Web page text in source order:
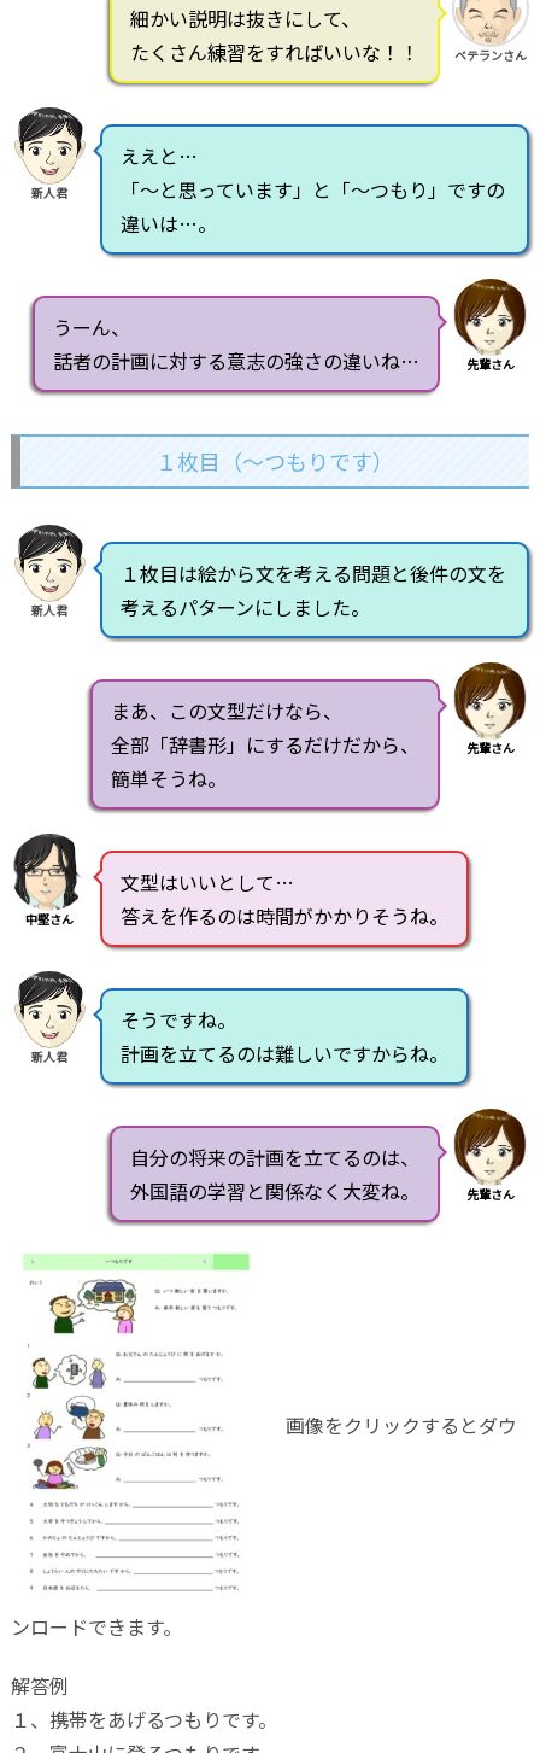
細かい説明は抜きにして、
たくさん練習をすればいいな！！
ベテランさん
新人君
ええと…
「～と思っています」と「～つもり」ですの
違いは…。
うーん、
話者の計画に対する意志の強さの違いね…
先輩さん
１枚目（～つもりです）
新人君
１枚目は絵から文を考える問題と後件の文を
考えるパターンにしました。
まあ、この文型だけなら、
全部「辞書形」にするだけだから、
簡単そうね。
先輩さん
中堅さん
文型はいいとして…
答えを作るのは時間がかかりそうね。
新人君
そうですね。
計画を立てるのは難しいですからね。
自分の将来の計画を立てるのは、
外国語の学習と関係なく大変ね。
先輩さん
画像をクリックするとダウ
ンロードできます。
解答例
１、携帯をあげるつもりです。